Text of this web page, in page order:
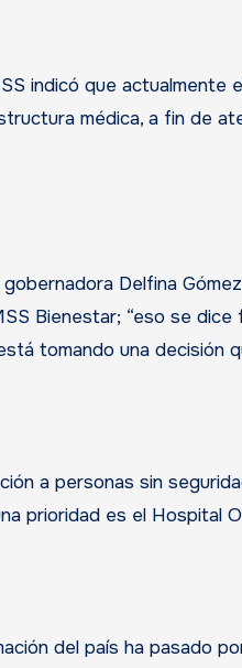
indicó que
médica, a fin de
Delfina
Bienestar; “eso se
tomando una decisión
a personas sin
prioridad es el Hospital
del país ha pasado